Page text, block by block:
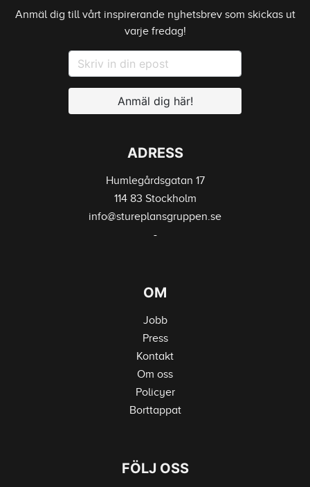
Anmäl dig till vårt inspirerande nyhetsbrev som skickas ut
varje fredag!
Anmäl dig här!
ADRESS
Humlegårdsgatan 17
114 83 Stockholm
info@stureplansgruppen.se
-
OM
Jobb
Press
Kontakt
Om oss
Policyer
Borttappat
FÖLJ OSS